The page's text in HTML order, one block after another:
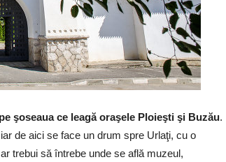
şoseaua ce leagă oraşele Ploieşti şi Buzău.
de aici se face un drum spre Urlaţi, cu o
trebui să întrebe unde se află muzeul,